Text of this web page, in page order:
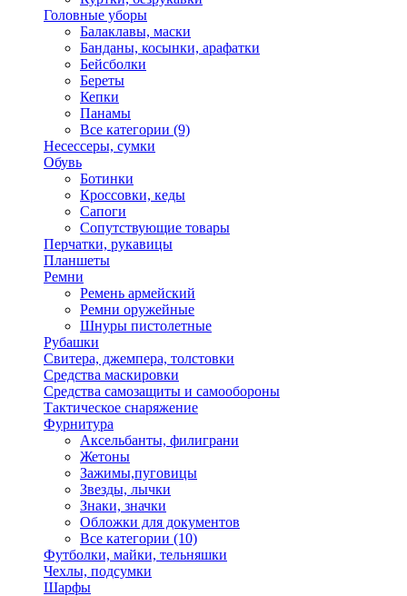
Головные уборы
Балаклавы, маски
Банданы, косынки, арафатки
Бейсболки
Береты
Кепки
Панамы
Все категории (9)
Несессеры, сумки
Обувь
Ботинки
Кроссовки, кеды
Сапоги
Сопутствующие товары
Перчатки, рукавицы
Планшеты
Ремни
Ремень армейский
Ремни оружейные
Шнуры пистолетные
Рубашки
Свитера, джемпера, толстовки
Средства маскировки
Средства самозащиты и самообороны
Тактическое снаряжение
Фурнитура
Аксельбанты, филиграни
Жетоны
Зажимы,пуговицы
Звезды, лычки
Знаки, значки
Обложки для документов
Все категории (10)
Футболки, майки, тельняшки
Чехлы, подсумки
Шарфы